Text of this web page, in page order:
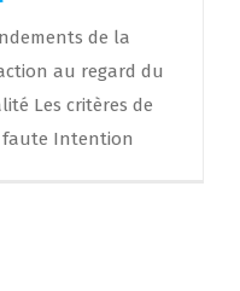
de la
au regard du
Les critères de
faute Intention